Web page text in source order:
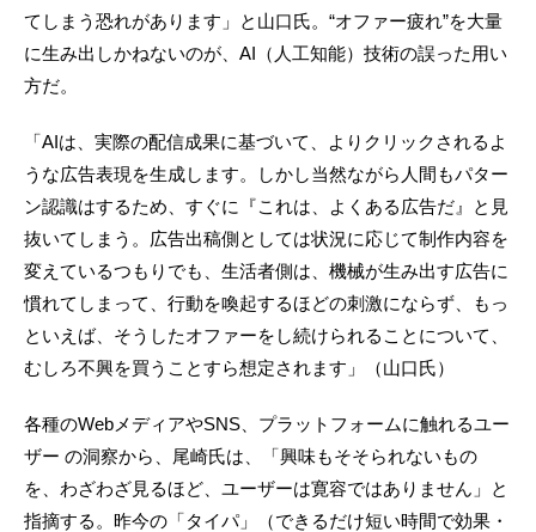
てしまう恐れがあります」と山口氏。“オファー疲れ”を大量
に生み出しかねないのが、AI（人工知能）技術の誤った用い
方だ。
「AIは、実際の配信成果に基づいて、よりクリックされるよ
うな広告表現を生成します。しかし当然ながら人間もパター
ン認識はするため、すぐに『これは、よくある広告だ』と見
抜いてしまう。広告出稿側としては状況に応じて制作内容を
変えているつもりでも、生活者側は、機械が生み出す広告に
慣れてしまって、行動を喚起するほどの刺激にならず、もっ
といえば、そうしたオファーをし続けられることについて、
むしろ不興を買うことすら想定されます」（山口氏）
各種のWebメディアやSNS、プラットフォームに触れるユー
ザー の洞察から、尾崎氏は、「興味もそそられないもの
を、わざわざ見るほど、ユーザーは寛容ではありません」と
指摘する。昨今の「タイパ」（できるだけ短い時間で効果・